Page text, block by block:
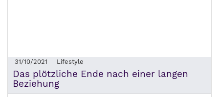
31/10/2021 Lifestyle
Das plötzliche Ende nach einer langen
Beziehung